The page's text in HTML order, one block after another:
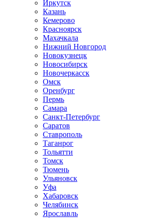
Иркутск
Казань
Кемерово
Красноярск
Махачкала
Нижний Новгород
Новокузнецк
Новосибирск
Новочеркаcск
Омск
Оренбург
Пермь
Самара
Санкт-Петербург
Саратов
Ставрополь
Таганрог
Тольятти
Томск
Тюмень
Ульяновск
Уфа
Хабаровск
Челябинск
Ярославль